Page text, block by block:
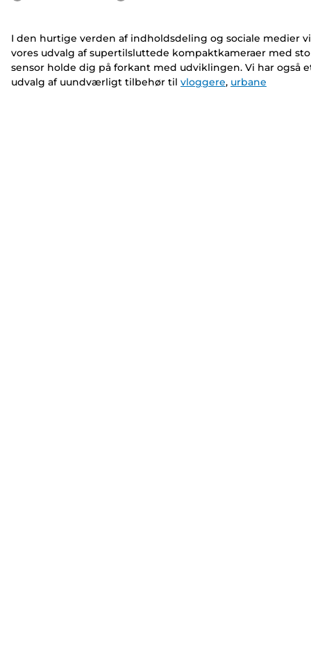
I den hurtige verden af indholdsdeling og sociale medier
vores udvalg af supertilsluttede kompaktkameraer med
sensor holde dig på forkant med udviklingen. Vi har også
udvalg af uundværligt tilbehør til vloggere, urbane